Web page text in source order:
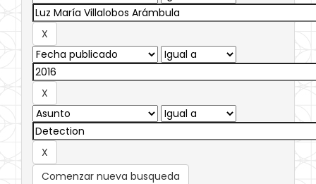
Comenzar nueva busqueda